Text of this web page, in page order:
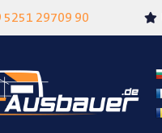
5251 29709 90